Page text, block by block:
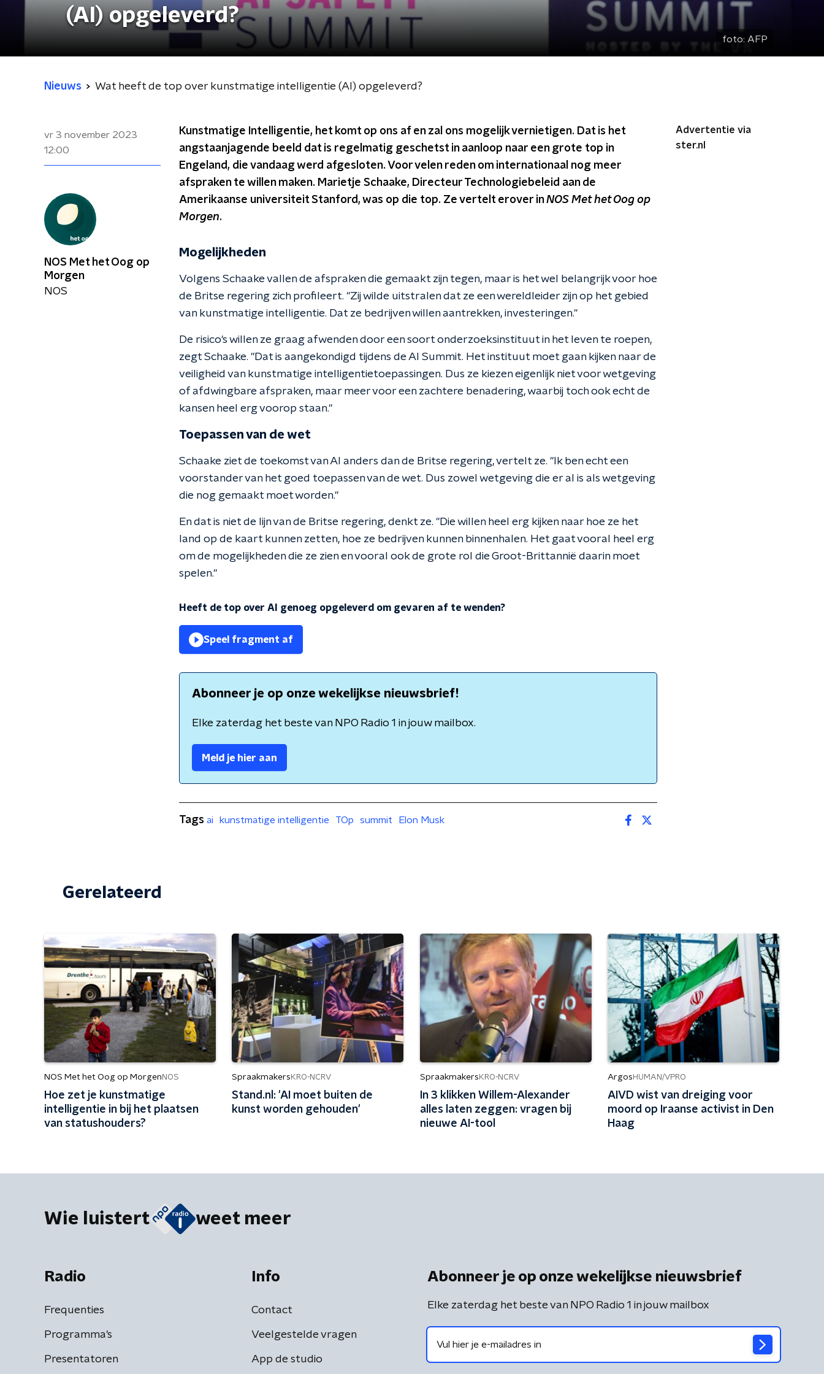
(AI) opgeleverd?
foto: AFP
Nieuws Wat heeft de top over kunstmatige intelligentie (AI) opgeleverd?
vr 3 november 2023
12:00
Kunstmatige Intelligentie, het komt op ons af en zal ons mogelijk vernietigen. Dat is het
angstaanjagende beeld dat is regelmatig geschetst in aanloop naar een grote top in
Engeland, die vandaag werd afgesloten. Voor velen reden om internationaal nog meer
afspraken te willen maken. Marietje Schaake, Directeur Technologiebeleid aan de
Amerikaanse universiteit Stanford, was op die top. Ze vertelt erover inNOS Met het Oog op
Morgen.
Mogelijkheden
Volgens Schaake vallen de afspraken die gemaakt zijn tegen, maar is het wel belangrijk voor hoe
de Britse regering zich profileert. "Zij wilde uitstralen dat ze een wereldleider zijn op het gebied
van kunstmatige intelligentie. Dat ze bedrijven willen aantrekken, investeringen."
De risico's willen ze graag afwenden door een soort onderzoeksinstituut in het leven te roepen,
zegt Schaake. "Dat is aangekondigd tijdens de AI Summit. Het instituut moet gaan kijken naar de
veiligheid van kunstmatige intelligentietoepassingen. Dus ze kiezen eigenlijk niet voor wetgeving
of afdwingbare afspraken, maar meer voor een zachtere benadering, waarbij toch ook echt de
kansen heel erg voorop staan."
Toepassen van de wet
Schaake ziet de toekomst van AI anders dan de Britse regering, vertelt ze. "Ik ben echt een
voorstander van het goed toepassen van de wet. Dus zowel wetgeving die er al is als wetgeving
die nog gemaakt moet worden."
En dat is niet de lijn van de Britse regering, denkt ze. "Die willen heel erg kijken naar hoe ze het
land op de kaart kunnen zetten, hoe ze bedrijven kunnen binnenhalen. Het gaat vooral heel erg
om de mogelijkheden die ze zien en vooral ook de grote rol die Groot-Brittannië daarin moet
spelen."
Heeft de top over AI genoeg opgeleverd om gevaren af te wenden?
Speel fragment af
Abonneer je op onze wekelijkse nieuwsbrief!
Elke zaterdag het beste van NPO Radio 1 in jouw mailbox.
Meld je hier aan
Advertentie via
ster.nl
NOS Met het Oog op
Morgen
NOS
Tags ai kunstmatige intelligentie TOp summit Elon Musk
Gerelateerd
NOS Met het Oog op Morgen NOS
Hoe zet je kunstmatige
intelligentie in bij het plaatsen
van statushouders?
Spraakmakers KRO-NCRV
Stand.nl: 'AI moet buiten de
kunst worden gehouden'
Spraakmakers KRO-NCRV
In 3 klikken Willem-Alexander
alles laten zeggen: vragen bij
nieuwe AI-tool
Argos HUMAN/VPRO
AIVD wist van dreiging voor
moord op Iraanse activist in Den
Haag
Wie luistert weet meer
Radio
Frequenties
Programma's
Presentatoren
Info
Contact
Veelgestelde vragen
App de studio
Abonneer je op onze wekelijkse nieuwsbrief
Elke zaterdag het beste van NPO Radio 1 in jouw mailbox